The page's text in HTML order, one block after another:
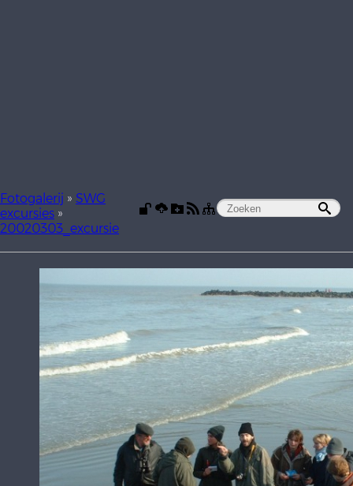
Fotogalerij » SWG
excursies »
20020303_excursie